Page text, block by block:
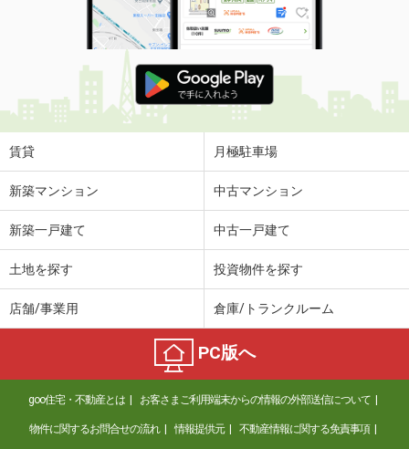
賃貸 月極駐車場
新築マンション 中古マンション
新築一戸建て 中古一戸建て
土地を探す 投資物件を探す
店舗/事業用 倉庫/トランクルーム
PC版へ
goo住宅・不動産とは お客さまご利用端末からの情報の外部送信について
物件に関するお問合せの流れ 情報提供元 不動産情報に関する免責事項